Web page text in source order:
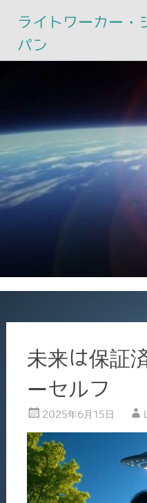
ライトワーカー・
パン
未来は保証
ーセルフ
2025年6月15日